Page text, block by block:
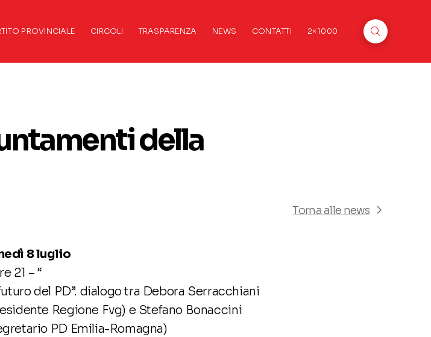
PROVINCIALE CIRCOLI TRASPARENZA NEWS CONTATTI 2×1000
della
Torna alle news
8 luglio
21 – “
del PD”. dialogo tra Debora Serracchiani
Regione Fvg) e Stefano Bonaccini
PD Emilia-Romagna)